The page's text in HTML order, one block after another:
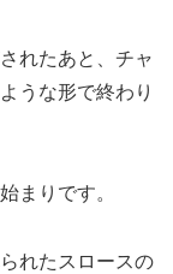
れたあと、チャ
うな形で終わり
まりです。
れたスロースの